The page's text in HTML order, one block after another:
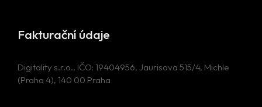
Fakturační údaje
Digitality s.r.o., IČO: 19404956, Jaurisova 515/4, Michle
(Praha 4), 140 00 Praha